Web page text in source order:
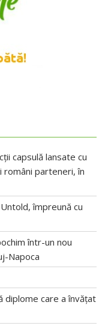
capsulă lansate cu
români parteneri, în
împreună cu
într-un nou
Napoca
diplome care a învățat